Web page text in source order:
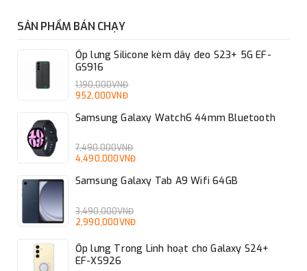
SẢN PHẨM BÁN CHẠY
Ốp lưng Silicone kèm dây đeo S23+ 5G EF-
GS916
1,190,000VNĐ
952,000VNĐ
Samsung Galaxy Watch6 44mm Bluetooth
7,490,000VNĐ
4,490,000VNĐ
Samsung Galaxy Tab A9 Wifi 64GB
3,490,000VNĐ
2,990,000VNĐ
Ốp lưng Trong Linh hoạt cho Galaxy S24+
EF-XS926